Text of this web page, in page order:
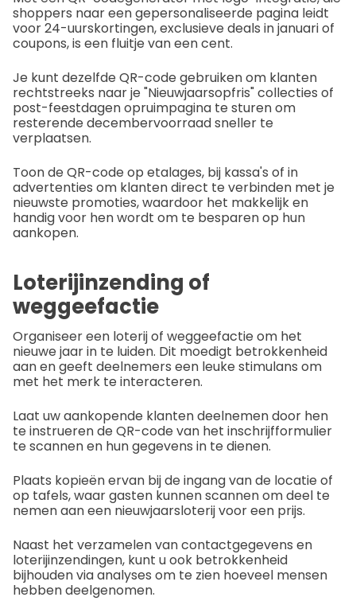
shoppers naar een gepersonaliseerde pagina leidt
voor 24-uurskortingen, exclusieve deals in januari of
coupons, is een fluitje van een cent.
Je kunt dezelfde QR-code gebruiken om klanten
rechtstreeks naar je "Nieuwjaarsopfris" collecties of
post-feestdagen opruimpagina te sturen om
resterende decembervoorraad sneller te
verplaatsen.
Toon de QR-code op etalages, bij kassa's of in
advertenties om klanten direct te verbinden met je
nieuwste promoties, waardoor het makkelijk en
handig voor hen wordt om te besparen op hun
aankopen.
Loterijinzending of
weggeefactie
Organiseer een loterij of weggeefactie om het
nieuwe jaar in te luiden. Dit moedigt betrokkenheid
aan en geeft deelnemers een leuke stimulans om
met het merk te interacteren.
Laat uw aankopende klanten deelnemen door hen
te instrueren de QR-code van het inschrijfformulier
te scannen en hun gegevens in te dienen.
Plaats kopieën ervan bij de ingang van de locatie of
op tafels, waar gasten kunnen scannen om deel te
nemen aan een nieuwjaarsloterij voor een prijs.
Naast het verzamelen van contactgegevens en
loterijinzendingen, kunt u ook betrokkenheid
bijhouden via analyses om te zien hoeveel mensen
hebben deelgenomen.